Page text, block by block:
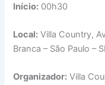
Início: 00h30
Local: Villa Country,
Branca – São Paulo –
Organizador: Villa